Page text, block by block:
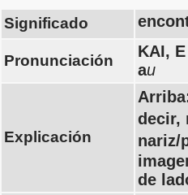
Significado
Pronunciación
KAI, E
au
Explicación
decir,
nariz/
de